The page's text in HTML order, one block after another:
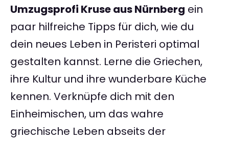
Umzugsprofi Kruse aus Nürnberg ein
paar hilfreiche Tipps für dich, wie du
dein neues Leben in Peristeri optimal
gestalten kannst. Lerne die Griechen,
ihre Kultur und ihre wunderbare Küche
kennen. Verknüpfe dich mit den
Einheimischen, um das wahre
griechische Leben abseits der